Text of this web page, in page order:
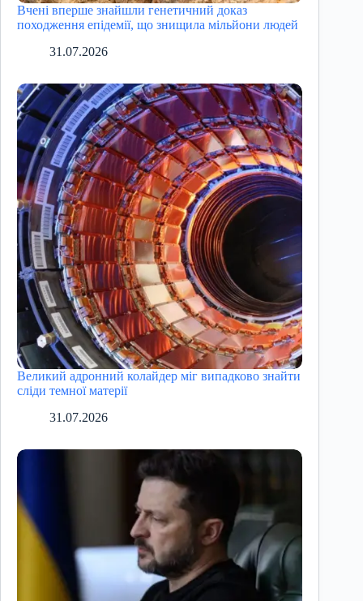
Вчені вперше знайшли генетичний доказ
походження епідемії, що знищила мільйони людей
31.07.2026
Великий адронний колайдер міг випадково знайти
сліди темної матерії
31.07.2026